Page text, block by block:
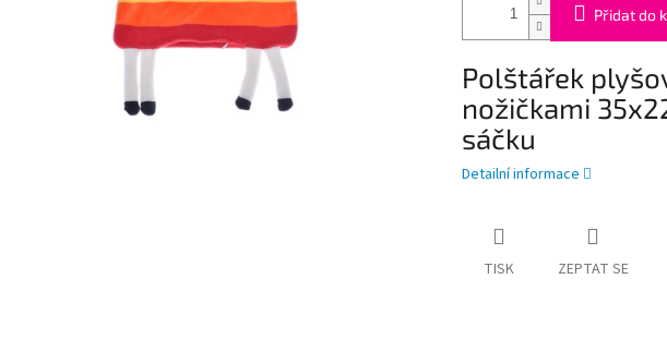
Přidat do
Polštářek
nožičkami
sáčku
Detailní informace
TISK ZEPTAT SE